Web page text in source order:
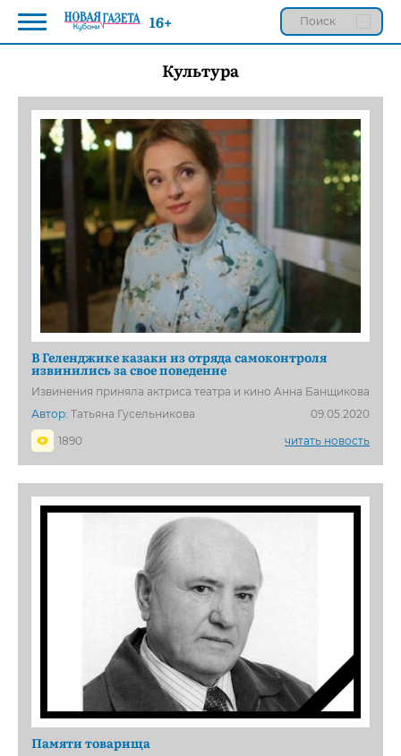
Культура
В Геленджике казаки из отряда самоконтроля
извинились за свое поведение
Извинения приняла актриса театра и кино Анна Банщикова
Автор: Татьяна Гусельникова
09.05.2020
1890
читать новость
Памяти товарища
16+